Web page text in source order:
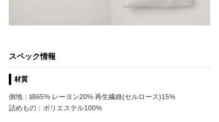
スペック情報
材質
側地：綿65% レーヨン20% 再生繊維(セルロース)15%
詰めもの：ポリエステル100%